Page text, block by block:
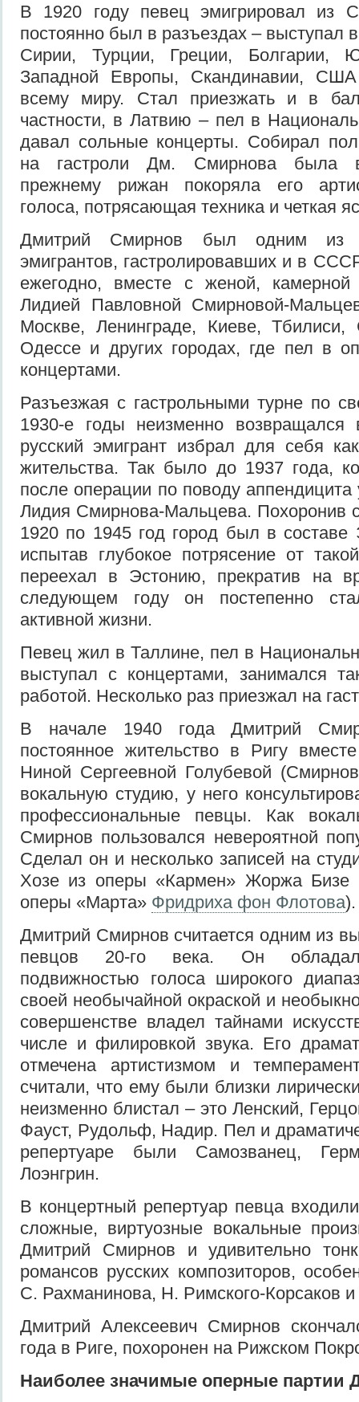
В 1920 году певец эмигрировал из
постоянно был в разъездах – выступал
Сирии, Турции, Греции, Болгарии,
Западной Европы, Скандинавии,
всему миру. Стал приезжать и в
частности, в Латвию – пел в
давал сольные концерты. Собирал
на гастроли Дм. Смирнова была
прежнему рижан покоряла его
голоса, потрясающая техника и четкая
Дмитрий Смирнов был одним из
эмигрантов, гастролировавших и в
ежегодно, вместе с женой, камерной
Лидией Павловной Смирновой-
Москве, Ленинграде, Киеве, Тбилиси,
Одессе и других городах, где пел в
концертами.
Разъезжая с гастрольными турне по
1930-е годы неизменно возвращался
русский эмигрант избрал для себя
жительства. Так было до 1937 года,
после операции по поводу аппендицита
Лидия Смирнова-Мальцева. Похоронив
1920 по 1945 год город был в
испытав глубокое потрясение от
переехал в Эстонию, прекратив на
следующем году он постепенно
активной жизни.
Певец жил в Таллине, пел в
выступал с концертами, занимался
работой. Несколько раз приезжал на
В начале 1940 года Дмитрий
постоянное жительство в Ригу
Ниной Сергеевной Голубевой
вокальную студию, у него
профессиональные певцы. Как
Смирнов пользовался невероятной
Сделал он и несколько записей на
Хозе из оперы «Кармен» Жоржа Бизе
оперы «Марта» Фридриха фон Флотова
Дмитрий Смирнов считается одним из
певцов 20-го века. Он обладал
подвижностью голоса широкого
своей необычайной окраской и
совершенстве владел тайнами
числе и филировкой звука. Его
отмечена артистизмом и
считали, что ему были близки
неизменно блистал – это Ленский,
Фауст, Рудольф, Надир. Пел и
репертуаре были Самозванец,
Лоэнгрин.
В концертный репертуар певца
сложные, виртуозные вокальные
Дмитрий Смирнов и удивительно
романсов русских композиторов,
С. Рахманинова, Н. Римского-Корсаков
Дмитрий Алексеевич Смирнов
года в Риге, похоронен на Рижском
Наиболее значимые оперные